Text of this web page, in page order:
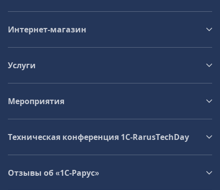
Интернет-магазин
Услуги
Мероприятия
Техническая конференция 1C‑RarusTechDay
Отзывы об «1С-Рарус»